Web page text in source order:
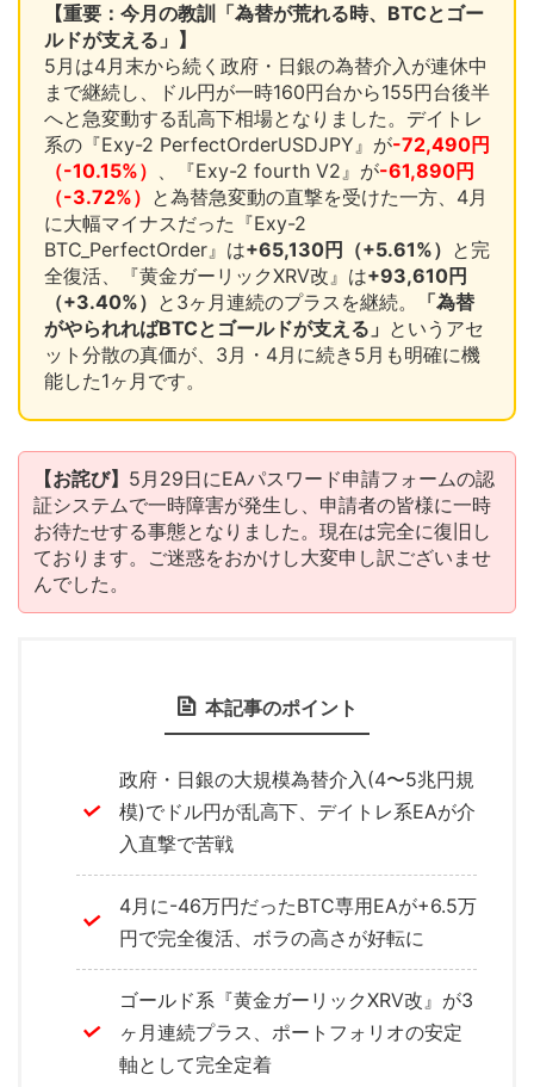
【重要：今月の教訓「為替が荒れる時、BTCとゴー
ルドが支える」】
5月は4月末から続く政府・日銀の為替介入が連休中
まで継続し、ドル円が一時160円台から155円台後半
へと急変動する乱高下相場となりました。デイトレ
系の『Exy-2 PerfectOrderUSDJPY』が-72,490円
（-10.15%） 、『Exy-2 fourth V2』が-61,890円
（-3.72%） と為替急変動の直撃を受けた一方、4月
に大幅マイナスだった『Exy-2
BTC_PerfectOrder』は+65,130円（+5.61%） と完
全復活、『黄金ガーリックXRV改』は+93,610円
（+3.40%） と3ヶ月連続のプラスを継続。
「為替
がやられればBTCとゴールドが支える」 というアセ
ット分散の真価が、3月・4月に続き5月も明確に機
能した1ヶ月です。
【お詫び】 5月29日にEAパスワード申請フォームの認
証システムで一時障害が発生し、申請者の皆様に一時
お待たせする事態となりました。現在は完全に復旧し
ております。ご迷惑をおかけし大変申し訳ございませ
んでした。
本記事のポイント
政府・日銀の大規模為替介入(4〜5兆円規
模)でドル円が乱高下、デイトレ系EAが介
入直撃で苦戦
4月に-46万円だったBTC専用EAが+6.5万
円で完全復活、ボラの高さが好転に
ゴールド系『黄金ガーリックXRV改』が3
ヶ月連続プラス、ポートフォリオの安定
軸として完全定着